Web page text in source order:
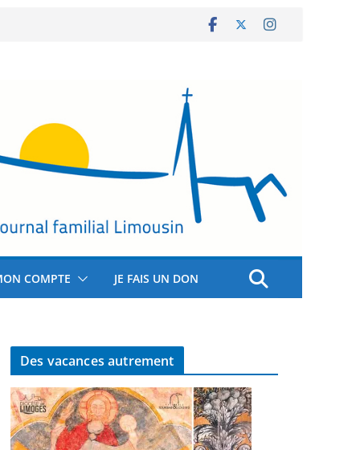
COMPTE JE FAIS UN DON
Des vacances autrement